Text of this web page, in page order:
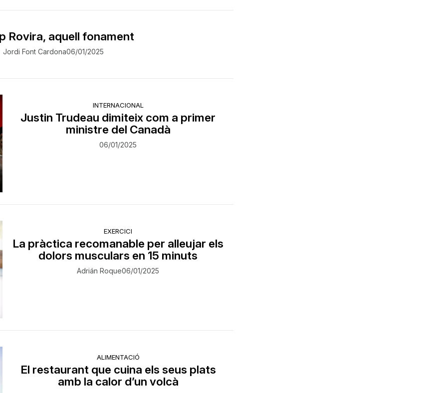
Rovira, aquell fonament
Jordi Font Cardona06/01/2025
INTERNACIONAL
Justin Trudeau dimiteix com a primer
ministre del Canadà
06/01/2025
EXERCICI
La pràctica recomanable per alleujar els
dolors musculars en 15 minuts
Adrián Roque06/01/2025
ALIMENTACIÓ
El restaurant que cuina els seus plats
amb la calor d’un volcà